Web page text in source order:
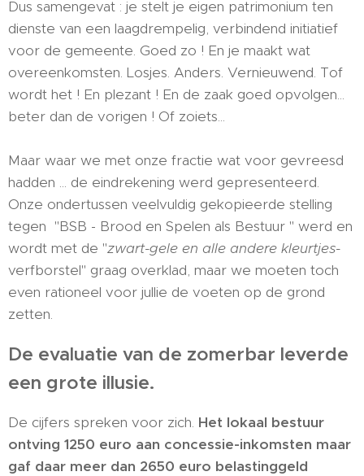
Dus samengevat : je stelt je eigen patrimonium ten
dienste van een laagdrempelig, verbindend initiatief
voor de gemeente. Goed zo ! En je maakt wat
overeenkomsten. Losjes. Anders. Vernieuwend. Tof
wordt het ! En plezant ! En de zaak goed opvolgen...
beter dan de vorigen ! Of zoiets...
Maar waar we met onze fractie wat voor gevreesd
hadden ... de eindrekening werd gepresenteerd.
Onze ondertussen veelvuldig gekopieerde stelling
tegen "BSB - Brood en Spelen als Bestuur " werd en
wordt met de "zwart-gele en alle andere kleurtjes-
verfborstel" graag overklad, maar we moeten toch
even rationeel voor jullie de voeten op de grond
zetten.
De evaluatie van de zomerbar leverde
een grote illusie.
De cijfers spreken voor zich. Het lokaal bestuur
ontving 1250 euro aan concessie-inkomsten maar
gaf daar meer dan 2650 euro belastinggeld